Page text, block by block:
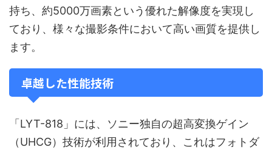
持ち、約5000万画素という優れた解像度を実現し
ており、様々な撮影条件において高い画質を提供し
ます。
卓越した性能技術
「LYT-818」には、ソニー独自の超高変換ゲイン
（UHCG）技術が利用されており、これはフォトダ